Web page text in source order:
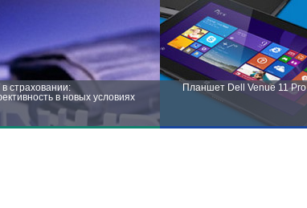
страховании:
в новых условиях
Планшет Dell Venue 11 Pro